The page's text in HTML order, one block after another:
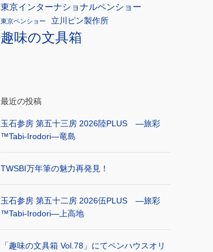
東京インターナショナルペンショー
東京ペンショー 立川ピン製作所
趣味の文具箱
最近の投稿
玉石参房 第五十三房 2026陸PLUS ―旅彩
™Tabi-Irodori―竜島
TWSBI万年筆の魅力再発見！
玉石参房 第五十二房 2026伍PLUS ―旅彩
™Tabi-Irodori―上高地
「趣味の文具箱 Vol.78」にてペンハウスオリ